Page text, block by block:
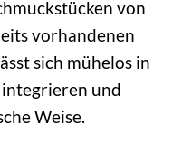
von
vorhandenen
sich mühelos in
und
Weise.